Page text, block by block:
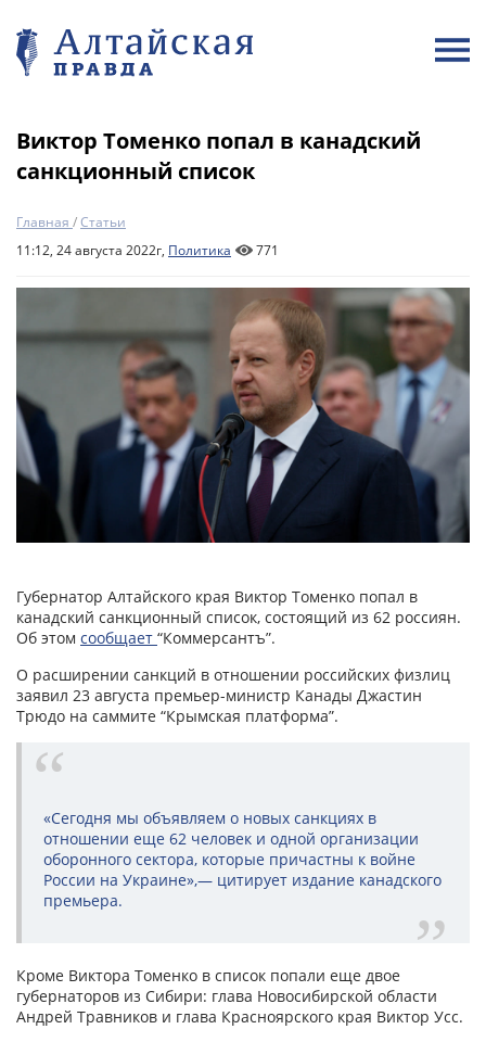
Виктор Томенко попал в канадский
санкционный список
Главная /Статьи
11:12, 24 августа 2022г, Политика 771
Губернатор Алтайского края Виктор Томенко попал в
канадский санкционный список, состоящий из 62 россиян.
Об этом сообщает “Коммерсантъ”.
О расширении санкций в отношении российских физлиц
заявил 23 августа премьер-министр Канады Джастин
Трюдо на саммите “Крымская платформа”.
«Сегодня мы объявляем о новых санкциях в
отношении еще 62 человек и одной организации
оборонного сектора, которые причастны к войне
России на Украине»,— цитирует издание канадского
премьера.
Кроме Виктора Томенко в список попали еще двое
губернаторов из Сибири: глава Новосибирской области
Андрей Травников и глава Красноярского края Виктор Усс.